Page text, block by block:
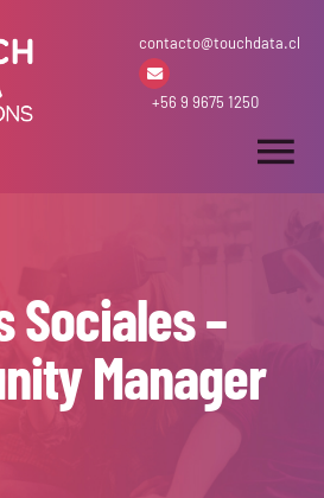
contacto@touchdata.cl
+56 9 9675 1250
Sociales –
Manager